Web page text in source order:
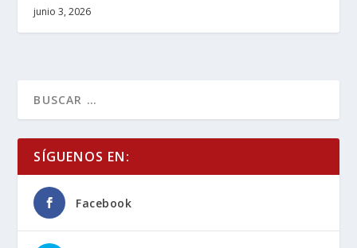
junio 3, 2026
SÍGUENOS EN:
Facebook